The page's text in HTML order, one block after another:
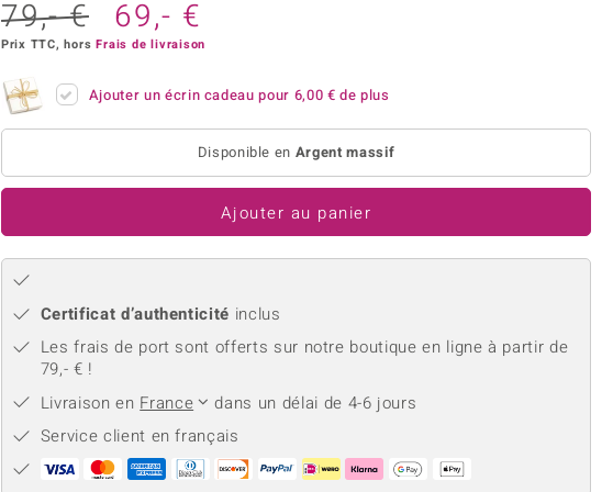
Creation Nouveau
Choisir la taille de votre bague
Péridot
Zircon
Vert Jaune
79,- € 69,- €
Prix TTC, horsFrais de livraison
Ajouter un écrin cadeau pour 6,00 € de plus
Disponible en Argent massif
Ajouter au panier
Certificat d’authenticité inclus
Les frais de port sont offerts sur notre boutique en ligne à partir de
79,- € !
Livraison en France
dans un délai de 4-6 jours
Service client en français